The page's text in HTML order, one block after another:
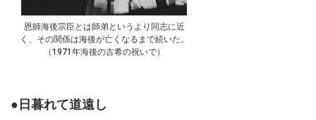
恩師海後宗臣とは師弟というより同志に近
く、その関係は海後が亡くなるまで続いた。
（1971年海後の古希の祝いで）
●日暮れて道遠し